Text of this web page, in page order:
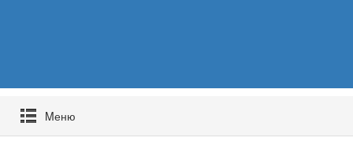
Mеню